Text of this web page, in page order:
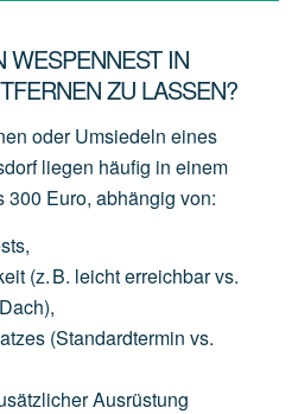
WESPENNEST IN
ZU LASSEN?
oder Umsiedeln eines
liegen häufig in einem
300 Euro, abhängig von:
,
(z.B. leichterreichbarvs.
Dach),
(Standardtermin vs.
Ausrüstung